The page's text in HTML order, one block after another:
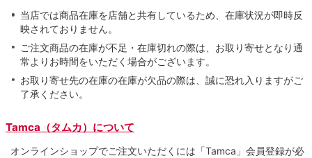
当店では商品在庫を店舗と共有しているため、在庫状況が即時反
映されておりません。
ご注文商品の在庫が不足・在庫切れの際は、お取り寄せとなり通
常よりお時間をいただく場合がございます。
お取り寄せ先の在庫の在庫が欠品の際は、誠に恐れ入りますがご
了承ください。
Tamca（タムカ）について
オンラインショップでご注⽂いただくには「Tamca」会員登録が必